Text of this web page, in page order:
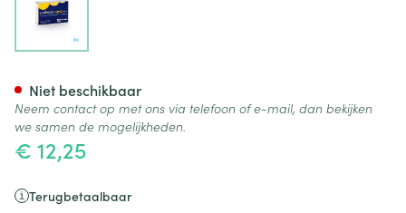
€ 12,25
Terugbetaalbaar
Niet beschikbaar
Neem contact op met ons via telefoon of e-mail, dan bekijken
we samen de mogelijkheden.